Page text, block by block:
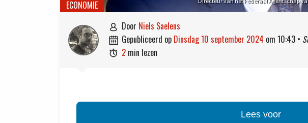
ECONOMIE
 door Niels Saelens
 gepubliceerd op dinsdag 10 september 2024 om 10:43 •
 2 min lezen
Lees voor